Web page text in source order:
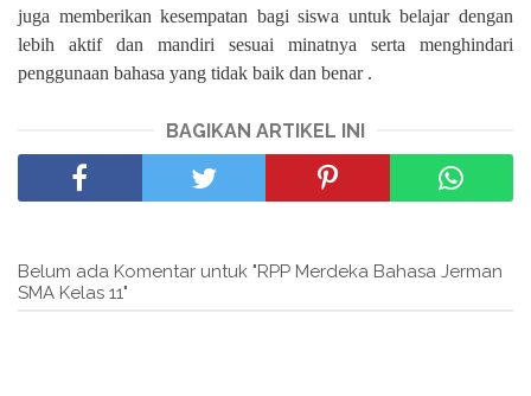
juga memberikan kesempatan bagi siswa untuk belajar dengan
lebih aktif dan mandiri sesuai minatnya serta menghindari
penggunaan bahasa yang tidak baik dan benar .
BAGIKAN ARTIKEL INI
Belum ada Komentar untuk "RPP Merdeka Bahasa Jerman
SMA Kelas 11"